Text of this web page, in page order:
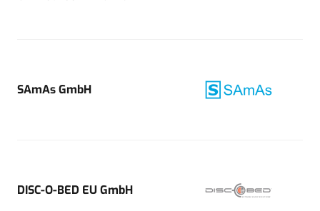
SAmAs GmbH
DISC-O-BED EU GmbH